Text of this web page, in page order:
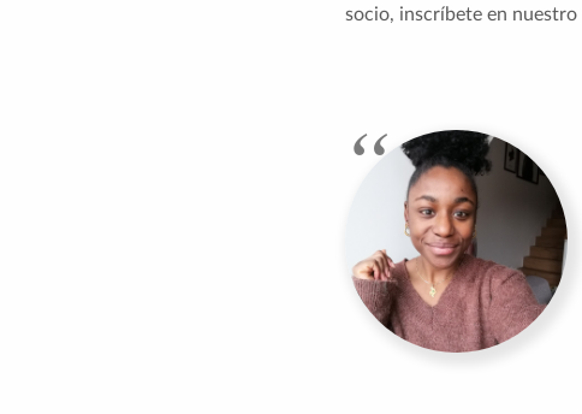
socio, inscríbete en nuestro